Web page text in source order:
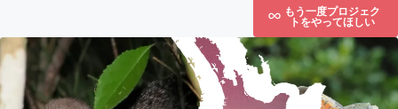
もう一度プロジェク
トをやってほしい